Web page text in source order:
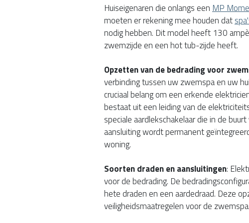
Huiseigenaren die onlangs een MP
moeten er rekening mee houden dat
nodig hebben. Dit model heeft 130
zwemzijde en een hot tub-zijde heeft.
Opzetten van de bedrading voor
verbinding tussen uw zwemspa en uw
cruciaal belang om een erkende
bestaat uit een leiding van de
speciale aardlekschakelaar die in de
aansluiting wordt permanent
woning.
Soorten draden en aansluitingen:
voor de bedrading. De
hete draden en een aardedraad. Deze
veiligheidsmaatregelen voor de zwemspa.